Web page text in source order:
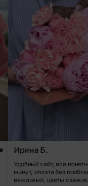
Ирина Б.
Удобный сайт, все
минут, оплата без
вежливый, цветы